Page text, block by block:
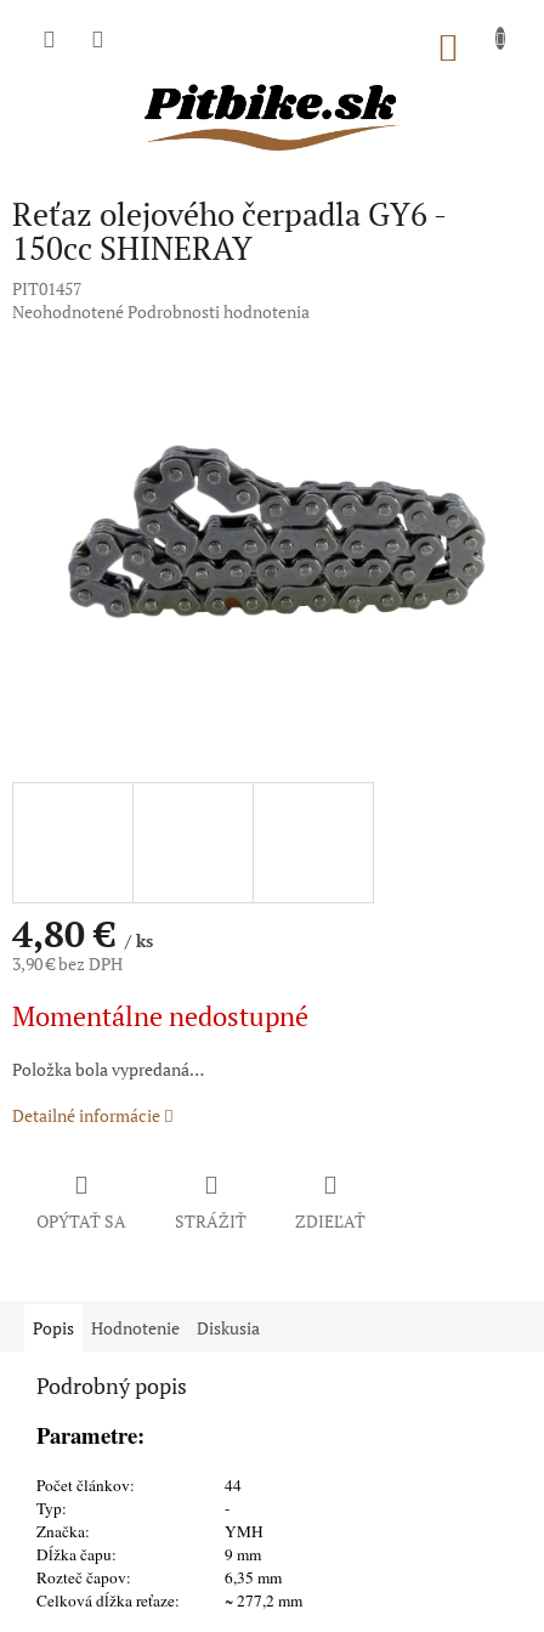
Reťaz olejového čerpadla GY6 -
150cc SHINERAY
PIT01457
Priemerné
NeohodnotenéPodrobnosti hodnotenia
4,80 €/ ks
3,90 € bez DPH
cena:
Momentálne nedostupné
Položka bola vypredaná…
Detailné informácie
OPÝTAŤ SA STRÁŽIŤ ZDIEĽAŤ
Popis Hodnotenie Diskusia
Podrobný popis
Parametre:
Počet článkov:
44
Typ:
-
Značka:
YMH
Dĺžka čapu:
9 mm
Rozteč čapov:
6,35 mm
Celková dĺžka reťaze:
~ 277,2 mm